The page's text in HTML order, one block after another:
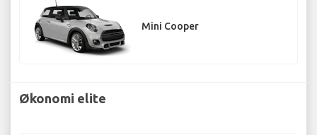
Mini Cooper
Økonomi elite